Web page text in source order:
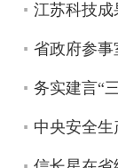
江苏科技成
省政府参事
务实建言“
中央安全